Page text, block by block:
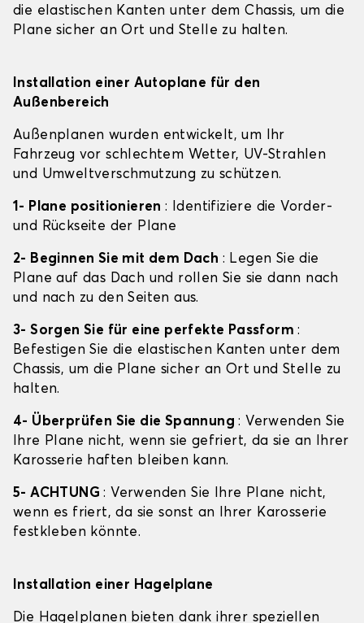
die elastischen Kanten unter dem Chassis, um die
Plane sicher an Ort und Stelle zu halten.
Installation einer Autoplane für den
Außenbereich
Außenplanen wurden entwickelt, um Ihr
Fahrzeug vor schlechtem Wetter, UV-Strahlen
und Umweltverschmutzung zu schützen.
1- Plane positionieren: Identifiziere die Vorder-
und Rückseite der Plane
2- Beginnen Sie mit dem Dach : Legen Sie die
Plane auf das Dach und rollen Sie sie dann nach
und nach zu den Seiten aus.
3- Sorgen Sie für eine perfekte Passform:
Befestigen Sie die elastischen Kanten unter dem
Chassis, um die Plane sicher an Ort und Stelle zu
halten.
4- Überprüfen Sie die Spannung: Verwenden Sie
Ihre Plane nicht, wenn sie gefriert, da sie an Ihrer
Karosserie haften bleiben kann.
5- ACHTUNG: Verwenden Sie Ihre Plane nicht,
wenn es friert, da sie sonst an Ihrer Karosserie
festkleben könnte.
Installation einer Hagelplane
Die Hagelplanen bieten dank ihrer speziellen